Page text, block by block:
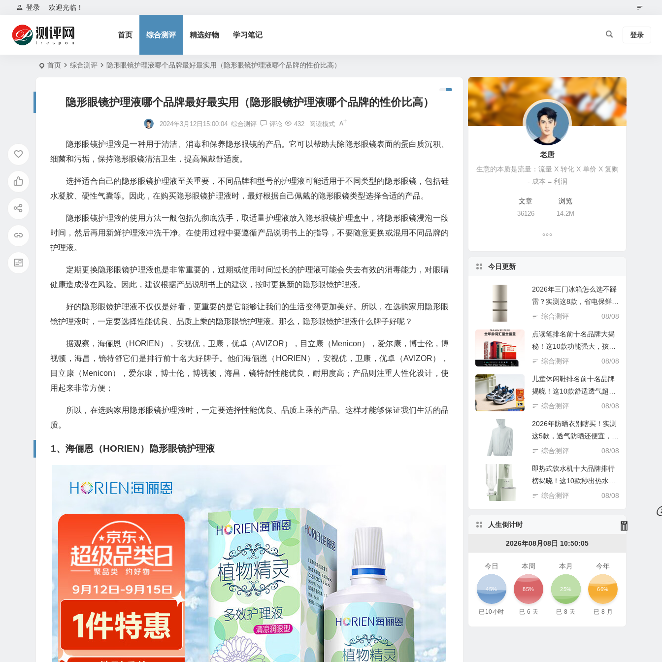
欢迎光临！
登录
首页 综合测评 精选好物 学习笔记 登录
首页 综合测评 隐形眼镜护理液哪个品牌最好最实用（隐形眼镜护理液哪个品牌的性价比高）
隐形眼镜护理液哪个品牌最好最实用（隐形眼镜护理液哪个品牌的性价比高）
2024年3月12日15:00:04 综合测评 评论 432 阅读模式
隐形眼镜护理液是一种用于清洁、消毒和保养隐形眼镜的产品。它可以帮助去除隐形眼镜表面的蛋白质沉积、
细菌和污垢，保持隐形眼镜清洁卫生，提高佩戴舒适度。
选择适合自己的隐形眼镜护理液至关重要，不同品牌和型号的护理液可能适用于不同类型的隐形眼镜，包括硅
水凝胶、硬性气囊等。因此，在购买隐形眼镜护理液时，最好根据自己佩戴的隐形眼镜类型选择合适的产品。
隐形眼镜护理液的使用方法一般包括先彻底洗手，取适量护理液放入隐形眼镜护理盒中，将隐形眼镜浸泡一段
时间，然后再用新鲜护理液冲洗干净。在使用过程中要遵循产品说明书上的指导，不要随意更换或混用不同品牌的
护理液。
定期更换隐形眼镜护理液也是非常重要的，过期或使用时间过长的护理液可能会失去有效的消毒能力，对眼睛
健康造成潜在风险。因此，建议根据产品说明书上的建议，按时更换新的隐形眼镜护理液。
好的隐形眼镜护理液不仅仅是好看，更重要的是它能够让我们的生活变得更加美好。所以，在选购家用隐形眼
镜护理液时，一定要选择性能优良、品质上乘的隐形眼镜护理液。那么，隐形眼镜护理液什么牌子好呢？
据观察，海俪恩（HORIEN），安视优，卫康，优卓（AVIZOR），目立康（Menicon），爱尔康，博士伦，博
视顿，海昌，镜特舒它们是排行前十名大好牌子。他们海俪恩（HORIEN），安视优，卫康，优卓（AVIZOR），
目立康（Menicon），爱尔康，博士伦，博视顿，海昌，镜特舒性能优良，耐用度高；产品则注重人性化设计，使
用起来非常方便；
所以，在选购家用隐形眼镜护理液时，一定要选择性能优良、品质上乘的产品。这样才能够保证我们生活的品
质。
1、海俪恩（HORIEN）隐形眼镜护理液
老唐
生意的本质是流量：流量 X 转化 X 单价 X 复购
- 成本 = 利润
文章
36126
浏览
14.2M
今日更新
2026年三门冰箱怎么选不踩
雷？实测这8款，省电保鲜还
实惠！
08/08
综合测评
点读笔排名前十名品牌大揭
秘！这10款功能强大，孩子
学习好帮手
08/08
综合测评
儿童休闲鞋排名前十名品牌
揭晓！这10款舒适透气超好
穿
08/08
综合测评
2026年防晒衣别瞎买！实测
这5款，透气防晒还便宜，谁
踩坑谁后悔！
08/08
综合测评
即热式饮水机十大品牌排行
榜揭晓！这10款秒出热水超
实用
08/08
综合测评
人生倒计时
2026年08月08日 10:50:07
今日
45%
已10小时
本周
85%
已 6 天
本月
25%
已 8 天
今年
66%
已 8 月